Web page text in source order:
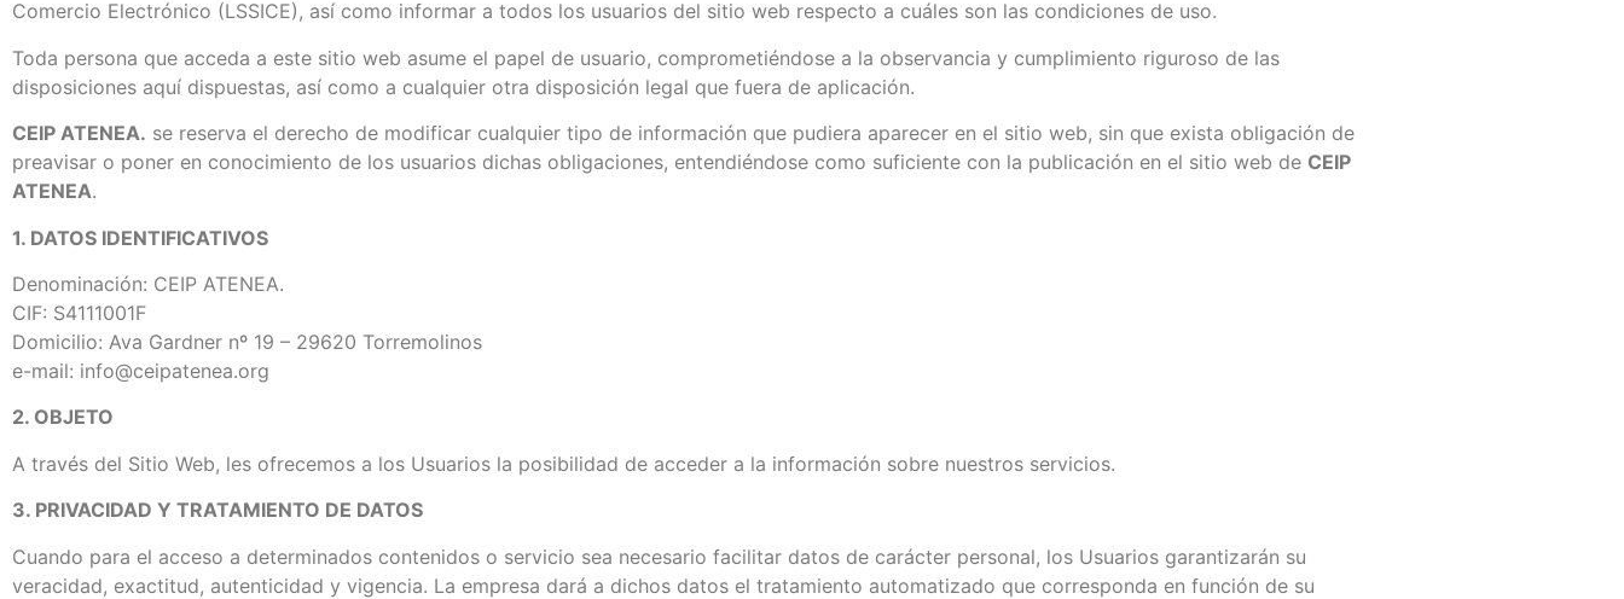
Comercio Electrónico (LSSICE), así como informar a todos los usuarios del sitio web respecto a cuáles son las condiciones de uso.
Toda persona que acceda a este sitio web asume el papel de usuario, comprometiéndose a la observancia y cumplimiento riguroso de las
disposiciones aquí dispuestas, así como a cualquier otra disposición legal que fuera de aplicación.
CEIP ATENEA. se reserva el derecho de modificar cualquier tipo de información que pudiera aparecer en el sitio web, sin que exista obligación de
preavisar o poner en conocimiento de los usuarios dichas obligaciones, entendiéndose como suficiente con la publicación en el sitio web de CEIP
ATENEA.
1. DATOS IDENTIFICATIVOS
Denominación: CEIP ATENEA.
CIF: S4111001F
Domicilio: Ava Gardner nº 19 – 29620 Torremolinos
e-mail: info@ceipatenea.org
2. OBJETO
A través del Sitio Web, les ofrecemos a los Usuarios la posibilidad de acceder a la información sobre nuestros servicios.
3. PRIVACIDAD Y TRATAMIENTO DE DATOS
Cuando para el acceso a determinados contenidos o servicio sea necesario facilitar datos de carácter personal, los Usuarios garantizarán su
veracidad, exactitud, autenticidad y vigencia. La empresa dará a dichos datos el tratamiento automatizado que corresponda en función de su